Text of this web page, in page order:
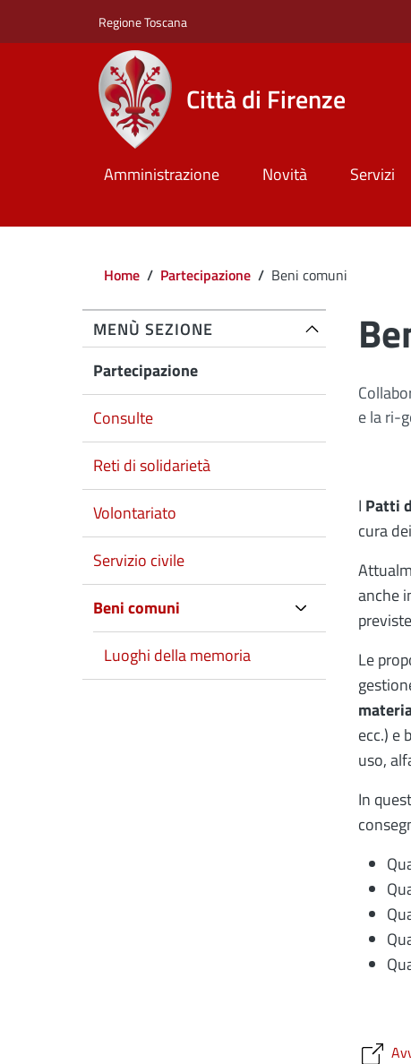
Regione Toscana
Città di Firenze
Amministrazione Novità Servizi
Briciole di pane
Home / Partecipazione / Beni comuni
MENÙ SEZIONE
Partecipazione
Consulte
Reti di solidarietà
Volontariato
Servizio civile
Beni comuni
Luoghi della memoria
e la ri-
I Patti
cura
anche
Le
ecc.) e
uso,
In